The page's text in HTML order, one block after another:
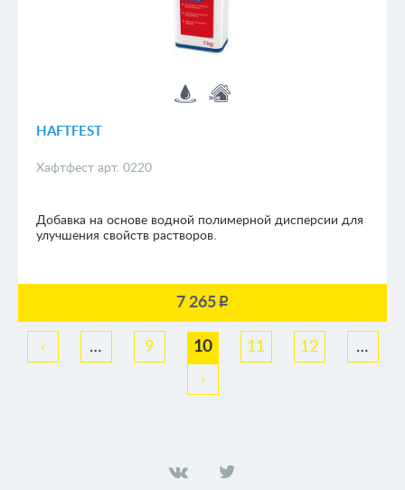
HAFTFEST
Хафтфест арт. 0220
Добавка на основе водной полимерной дисперсии для
улучшения свойств растворов.
7 265p
‹ … 9 10 11 12
…
›